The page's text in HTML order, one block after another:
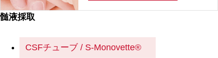
髄液採取
CSFチューブ / S-Monovette®